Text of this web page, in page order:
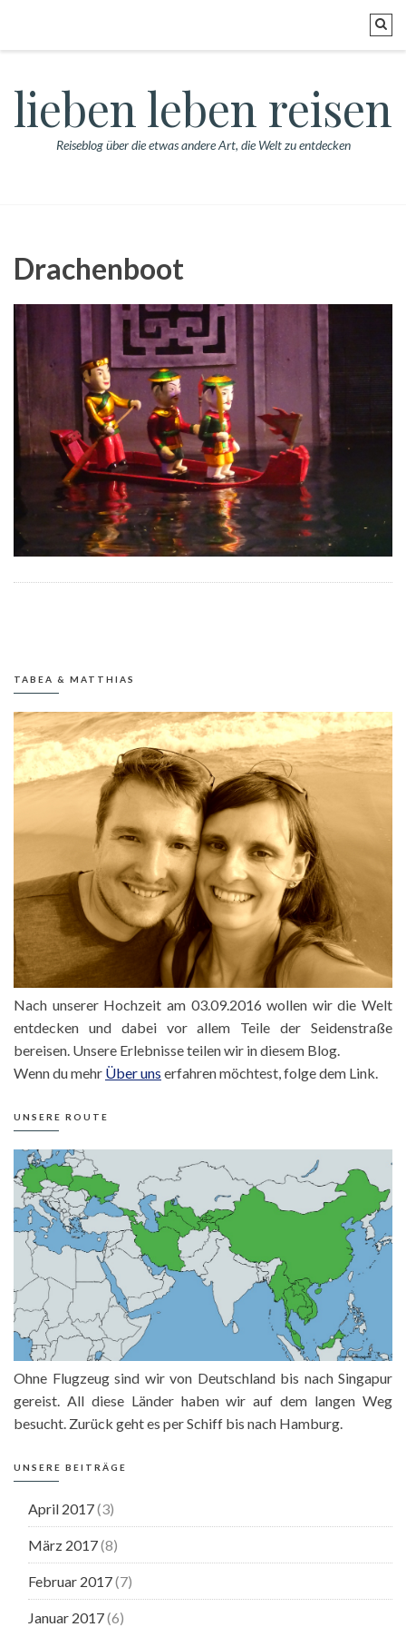
lieben leben reisen
Reiseblog über die etwas andere Art, die Welt zu entdecken
Drachenboot
TABEA & MATTHIAS
Nach unserer Hochzeit am 03.09.2016 wollen wir die Welt
entdecken und dabei vor allem Teile der Seidenstraße
bereisen. Unsere Erlebnisse teilen wir in diesem Blog.
Wenn du mehr Über uns erfahren möchtest, folge dem Link.
UNSERE ROUTE
Ohne Flugzeug sind wir von Deutschland bis nach Singapur
gereist. All diese Länder haben wir auf dem langen Weg
besucht. Zurück geht es per Schiff bis nach Hamburg.
UNSERE BEITRÄGE
April 2017(3)
März 2017(8)
Februar 2017(7)
Januar 2017(6)